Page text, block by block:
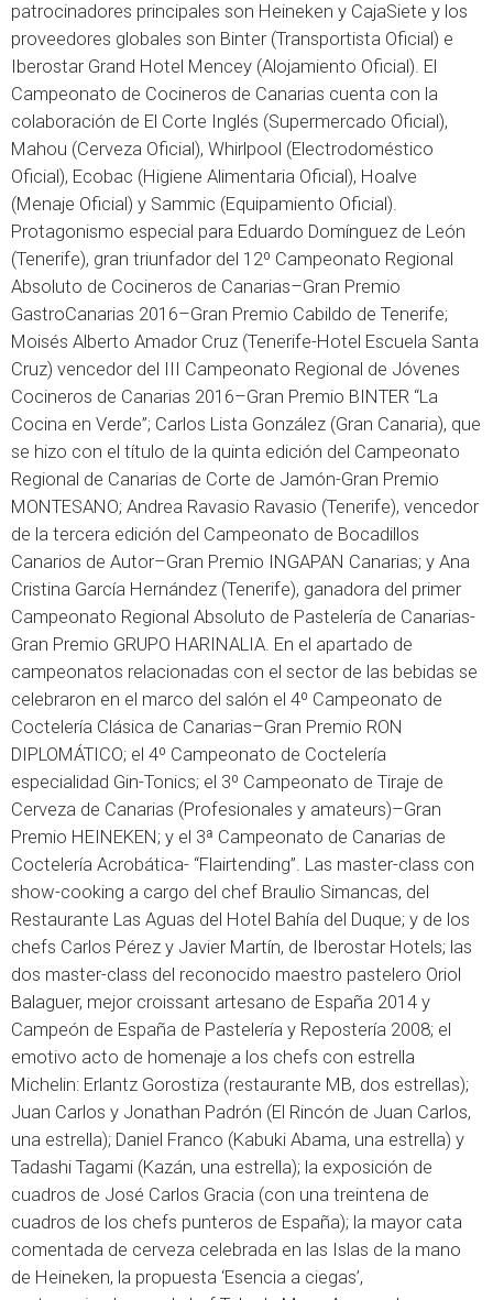
patrocinadores principales son Heineken y CajaSiete y los
proveedores globales son Binter (Transportista Oficial) e
Iberostar Grand Hotel Mencey (Alojamiento Oficial). El
Campeonato de Cocineros de Canarias cuenta con la
colaboración de El Corte Inglés (Supermercado Oficial),
Mahou (Cerveza Oficial), Whirlpool (Electrodoméstico
Oficial), Ecobac (Higiene Alimentaria Oficial), Hoalve
(Menaje Oficial) y Sammic (Equipamiento Oficial).
Protagonismo especial para Eduardo Domínguez de León
(Tenerife), gran triunfador del 12º Campeonato Regional
Absoluto de Cocineros de Canarias–Gran Premio
GastroCanarias 2016–Gran Premio Cabildo de Tenerife;
Moisés Alberto Amador Cruz (Tenerife-Hotel Escuela Santa
Cruz) vencedor del III Campeonato Regional de Jóvenes
Cocineros de Canarias 2016–Gran Premio BINTER “La
Cocina en Verde”; Carlos Lista González (Gran Canaria), que
se hizo con el título de la quinta edición del Campeonato
Regional de Canarias de Corte de Jamón-Gran Premio
MONTESANO; Andrea Ravasio Ravasio (Tenerife), vencedor
de la tercera edición del Campeonato de Bocadillos
Canarios de Autor–Gran Premio INGAPAN Canarias; y Ana
Cristina García Hernández (Tenerife), ganadora del primer
Campeonato Regional Absoluto de Pastelería de Canarias-
Gran Premio GRUPO HARINALIA. En el apartado de
campeonatos relacionadas con el sector de las bebidas se
celebraron en el marco del salón el 4º Campeonato de
Coctelería Clásica de Canarias–Gran Premio RON
DIPLOMÁTICO; el 4º Campeonato de Coctelería
especialidad Gin-Tonics; el 3º Campeonato de Tiraje de
Cerveza de Canarias (Profesionales y amateurs)–Gran
Premio HEINEKEN; y el 3ª Campeonato de Canarias de
Coctelería Acrobática- “Flairtending”. Las master-class con
show-cooking a cargo del chef Braulio Simancas, del
Restaurante Las Aguas del Hotel Bahía del Duque; y de los
chefs Carlos Pérez y Javier Martín, de Iberostar Hotels; las
dos master-class del reconocido maestro pastelero Oriol
Balaguer, mejor croissant artesano de España 2014 y
Campeón de España de Pastelería y Repostería 2008; el
emotivo acto de homenaje a los chefs con estrella
Michelin: Erlantz Gorostiza (restaurante MB, dos estrellas);
Juan Carlos y Jonathan Padrón (El Rincón de Juan Carlos,
una estrella); Daniel Franco (Kabuki Abama, una estrella) y
Tadashi Tagami (Kazán, una estrella); la exposición de
cuadros de José Carlos Gracia (con una treintena de
cuadros de los chefs punteros de España); la mayor cata
comentada de cerveza celebrada en las Islas de la mano
de Heineken, la propuesta ‘Esencia a ciegas’,